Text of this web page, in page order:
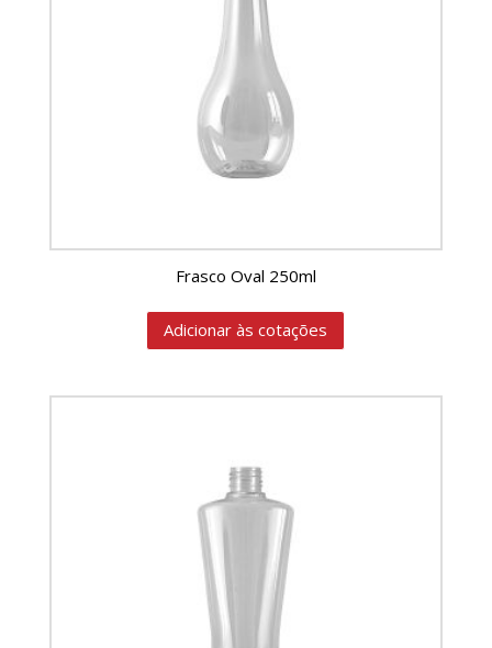
Frasco Oval 250ml
Adicionar às cotações